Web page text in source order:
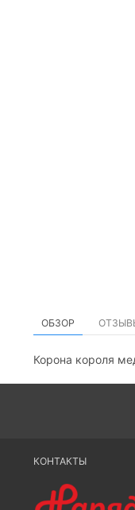
ОБЗОР
Корона короля
КОНТАКТЫ